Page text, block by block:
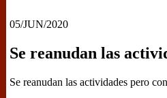
05/JUN/2020
Se reanudan las
Se reanudan las actividades pero